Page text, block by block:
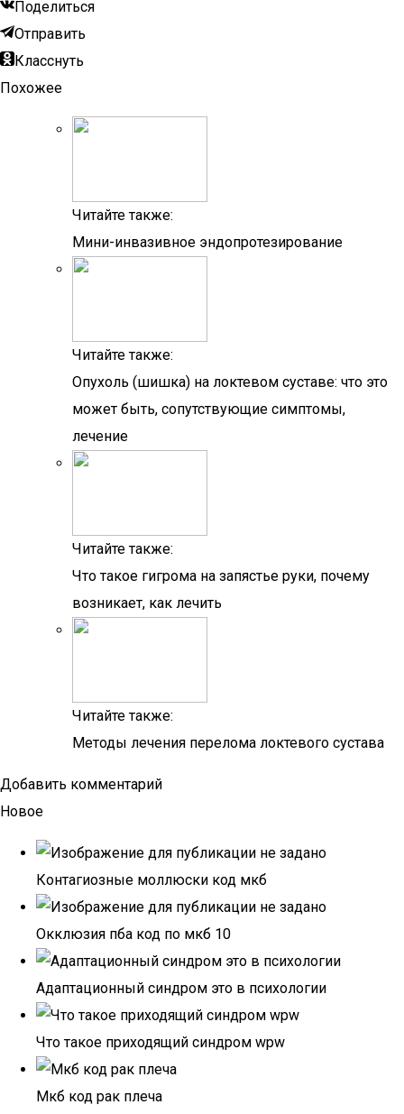
Поделиться
Отправить
Класснуть
Похожее
Читайте также:
Мини-инвазивное эндопротезирование
Читайте также:
Опухоль (шишка) на локтевом суставе: что это
может быть, сопутствующие симптомы,
лечение
Читайте также:
Что такое гигрома на запястье руки, почему
возникает, как лечить
Читайте также:
Методы лечения перелома локтевого сустава
Добавить комментарий
Новое
Контагиозные моллюски код мкб
Окклюзия пба код по мкб 10
Адаптационный синдром это в психологии
Что такое приходящий синдром wpw
Мкб код рак плеча